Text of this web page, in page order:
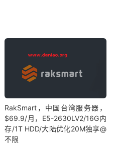
RakSmart，中国台湾服务器，
$69.9/月，E5-2630LV2/16G内
存/1T HDD/大陆优化20M独享@
不限